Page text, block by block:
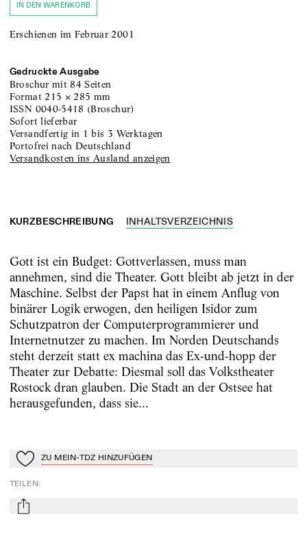
IN DEN WARENKORB
Erschienen im Februar 2001
Gedruckte Ausgabe
Broschur mit 84 Seiten
Format215 ×285 mm
ISSN 0040-5418 (Broschur)
sofort lieferbar
versandfertig in 1 bis 3 Werktagen
portofrei nach Deutschland
Versandkosten ins Ausland anzeigen
KURZBESCHREIBUNG INHALTSVERZEICHNIS
Gott ist ein Budget: Gottverlassen, muss man
annehmen, sind die Theater. Gott bleibt ab jetzt in der
Maschine. Selbst der Papst hat in einem Anflug von
binärer Logik erwogen, den heiligen Isidor zum
Schutzpatron der Computerprogrammierer und
Internetnutzer zu machen. Im Norden Deutschands
steht derzeit statt ex machina das Ex-und-hopp der
Theater zur Debatte: Diesmal soll das Volkstheater
Rostock dran glauben. Die Stadt an der Ostsee hat
herausgefunden, dass sie...
Zu Mein-TdZ hinzufügen
ZU MEIN-TDZ HINZUFÜGEN
TEILEN:
mail